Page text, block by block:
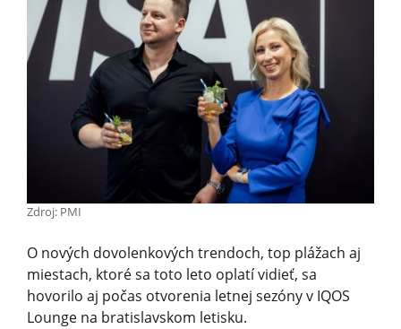
Zdroj: PMI
O nových dovolenkových trendoch, top plážach aj
miestach, ktoré sa toto leto oplatí vidieť, sa
hovorilo aj počas otvorenia letnej sezóny v IQOS
Lounge na bratislavskom letisku.